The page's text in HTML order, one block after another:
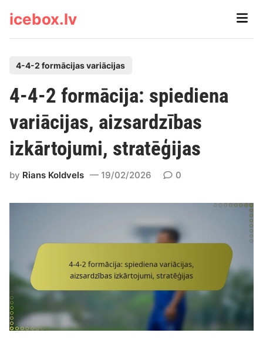
icebox.lv
Main
s
e
d
n
4-4-2 formācijas variācijas
4-4-2 formācija: spiediena
variācijas, aizsardzības
izkārtojumi, stratēģijas
by Rians Koldvels 19/02/2026 0